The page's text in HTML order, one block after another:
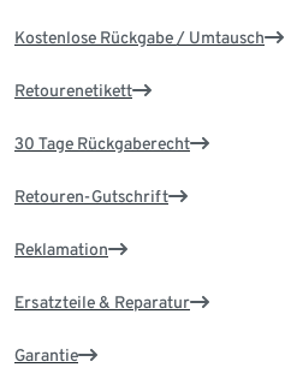
Kostenlose Rückgabe / Umtausch
Retourenetikett
30 Tage Rückgaberecht
Retouren-Gutschrift
Reklamation
Ersatzteile & Reparatur
Garantie